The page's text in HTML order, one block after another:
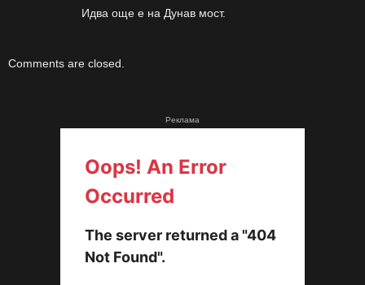
Идва още е на Дунав мост.
Comments are closed.
Реклама